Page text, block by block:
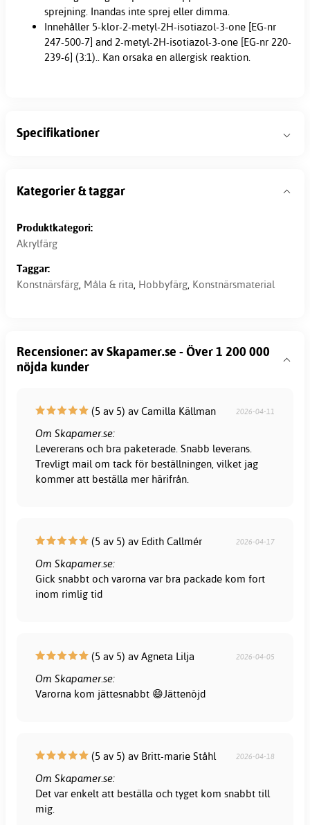
sprejning. Inandas inte sprej eller dimma.
Innehåller 5-klor-2-metyl-2H-isotiazol-3-one [EG-nr
247-500-7] and 2-metyl-2H-isotiazol-3-one [EG-nr 220-
239-6] (3:1).. Kan orsaka en allergisk reaktion.
Specifikationer
Kategorier & taggar
Produktkategori:
Akrylfärg
Taggar:
Konstnärsfärg, Måla & rita, Hobbyfärg, Konstnärsmaterial
Recensioner: av Skapamer.se - Över 1 200 000
nöjda kunder
(5 av 5) av Camilla Källman 2026-04-11
Om Skapamer.se:
Levererans och bra paketerade. Snabb leverans.
Trevligt mail om tack för beställningen, vilket jag
kommer att beställa mer härifrån.
(5 av 5) av Edith Callmér 2026-04-17
Om Skapamer.se:
Gick snabbt och varorna var bra packade kom fort
inom rimlig tid
(5 av 5) av Agneta Lilja 2026-04-05
Om Skapamer.se:
Varorna kom jättesnabbt 😄Jättenöjd
(5 av 5) av Britt-marie Ståhl 2026-04-18
Om Skapamer.se:
Det var enkelt att beställa och tyget kom snabbt till
mig.